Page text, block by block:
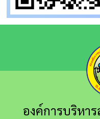
องค์การบริหา